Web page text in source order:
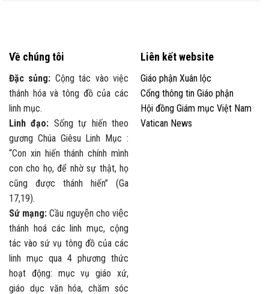
Về chúng tôi
Đặc sủng: Cộng tác vào việc
thánh hóa và tông đồ của các
linh mục.
Linh đạo: Sống tự hiến theo
gương Chúa Giêsu Linh Mục :
“Con xin hiến thánh chính mình
con cho họ, để nhờ sự thật, họ
cũng được thánh hiến” (Ga
17,19).
Sứ mạng: Cầu nguyện cho việc
thánh hoá các linh mục, cộng
tác vào sứ vụ tông đồ của các
linh mục qua 4 phương thức
hoạt động: mục vụ giáo xứ,
giáo dục văn hóa, chăm sóc
Liên kết website
Giáo phận Xuân lộc
Cổng thông tin Giáo phận
Hội đồng Giám mục Việt Nam
Vatican News